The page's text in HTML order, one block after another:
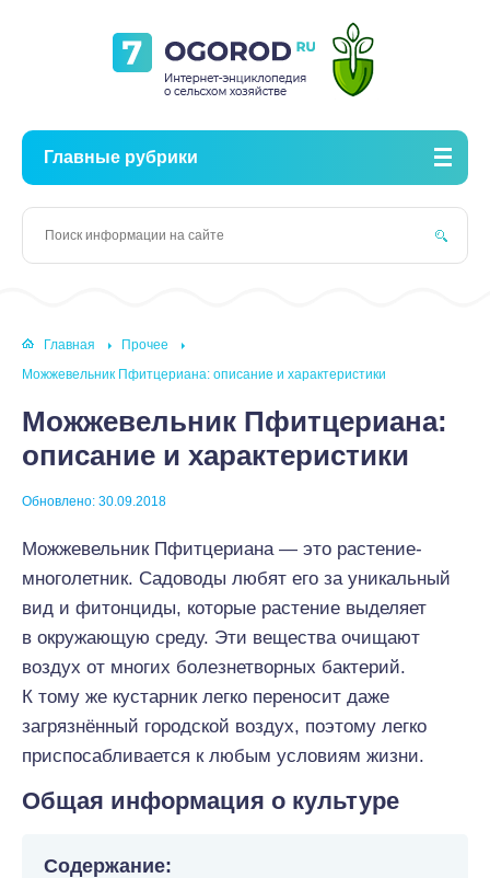
Главные рубрики
Главная
Прочее
Можжевельник Пфитцериана: описание и характеристики
Можжевельник Пфитцериана:
описание и характеристики
Обновлено: 30.09.2018
Можжевельник Пфитцериана — это растение-
многолетник. Садоводы любят его за уникальный
вид и фитонциды, которые растение выделяет
в окружающую среду. Эти вещества очищают
воздух от многих болезнетворных бактерий.
К тому же кустарник легко переносит даже
загрязнённый городской воздух, поэтому легко
приспосабливается к любым условиям жизни.
Общая информация о культуре
Содержание: